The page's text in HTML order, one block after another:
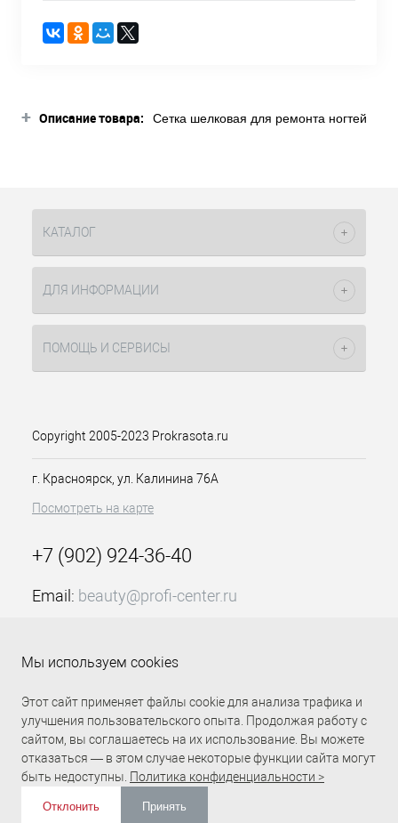
+ Описание товара:
Сетка шелковая для ремонта ногтей
Она накладывается на
в ультрафиолетовой или LED лампе.
Таким образом получается
Повреждение больше не будет
беспокоить клиента, а главное
физическом воздействии на ногтевую
когда трещины образуются в месте,
случае необходимо как можно скорее
месте повреждения будет наложена
сетка шелковая для ремонта ногтей
Имеет достаточную ширину
Длина 90 сантиметров
Подходит для работы с
ультрафиолетовыми или LED
лампами
КАТАЛОГ
ДЛЯ ИНФОРМАЦИИ
ПОМОЩЬ И СЕРВИСЫ
Copyright 2005-2023 Prokrasota.ru
г. Красноярск, ул. Калинина 76А
Посмотреть на карте
+7 (902) 924-36-40
Email: beauty@profi-center.ru
Прямая связь Profi Center
Мы используем cookies
Этот сайт применяет файлы cookie для анализа трафика и
улучшения пользовательского опыта. Продолжая работу с
сайтом, вы соглашаетесь на их использование. Вы можете
отказаться — в этом случае некоторые функции сайта могут
быть недоступны. Политика конфиденциальности >
Отклонить Принять